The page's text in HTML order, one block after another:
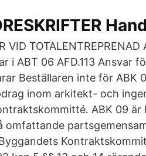
VID
i ABT 06 AFD.113 Ansvar
Beställaren inte för ABK
inom arkitekt- och
ABK 09 är
omfattande